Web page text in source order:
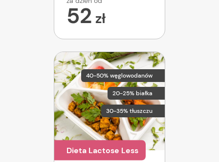
52 zł
40-50% węglowodanów
20-25% białka
30-35% tłuszczu
Dieta Lactose Less